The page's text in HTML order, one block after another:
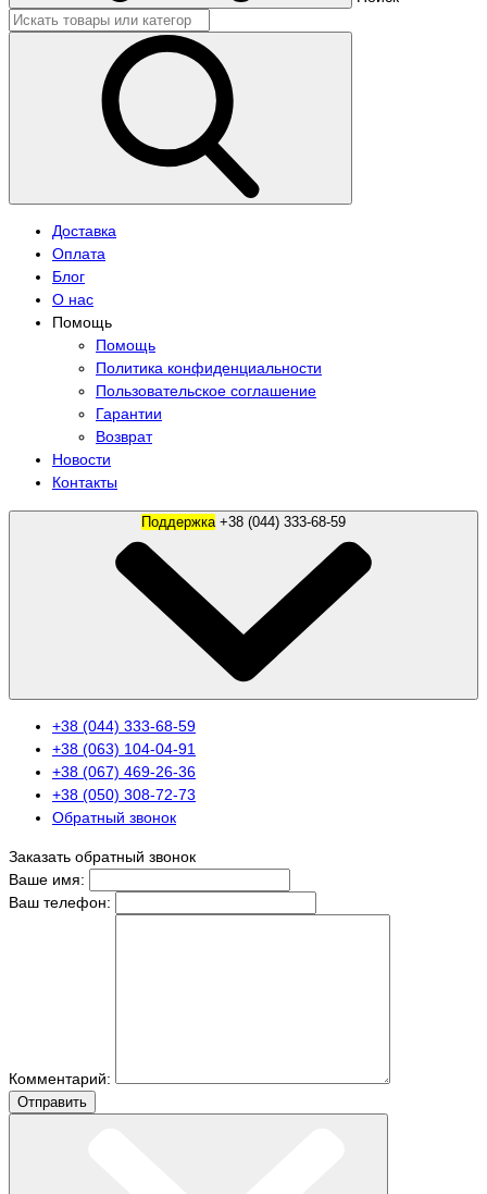
Доставка
Оплата
Блог
О нас
Помощь
Помощь
Политика конфиденциальности
Пользовательское соглашение
Гарантии
Возврат
Новости
Контакты
Поддержка
+38 (044) 333-68-59
+38 (063) 104-04-91
+38 (067) 469-26-36
+38 (050) 308-72-73
Обратный звонок
Заказать обратный звонок
Ваше имя:
Ваш телефон:
Комментарий:
Отправить